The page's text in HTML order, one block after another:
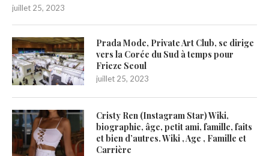
juillet 25, 2023
Prada Mode, Private Art Club, se dirige
vers la Corée du Sud à temps pour
Frieze Seoul
juillet 25, 2023
Cristy Ren (Instagram Star) Wiki,
biographie, âge, petit ami, famille, faits
et bien d’autres. Wiki , Age , Famille et
Carrière